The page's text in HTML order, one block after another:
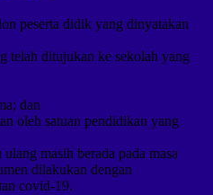
peserta didik yang dinyatakan
telah ditujukan ke sekolah yang
dan
oleh satuan pendidikan yang
masih berada pada masa
dilakukan dengan
covid-19.